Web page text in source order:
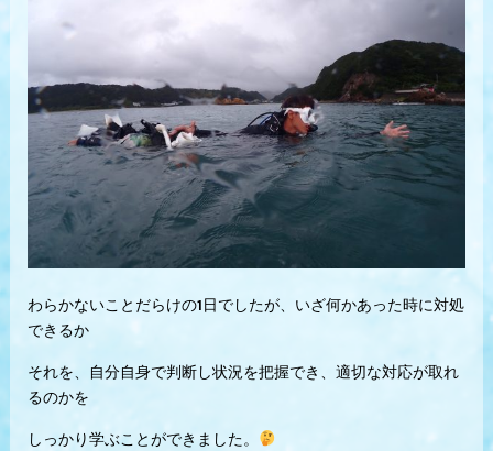
わらかないことだらけの1日でしたが、いざ何かあった時に対処
できるか
それを、自分自身で判断し状況を把握でき、適切な対応が取れ
るのかを
しっかり学ぶことができました。